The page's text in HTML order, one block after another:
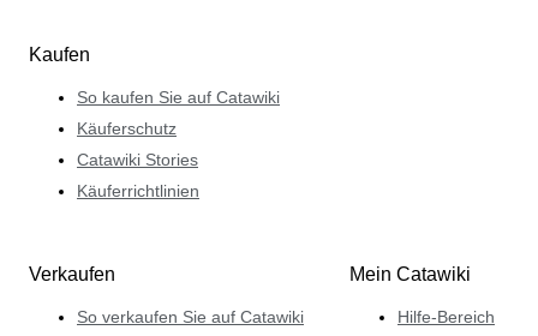
Kaufen
So kaufen Sie auf Catawiki
Käuferschutz
Catawiki Stories
Käuferrichtlinien
Verkaufen
So verkaufen Sie auf Catawiki
Mein Catawiki
Hilfe-Bereich